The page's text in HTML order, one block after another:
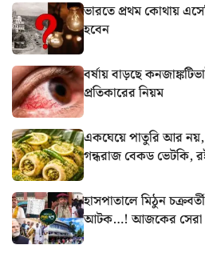
ভারতে প্রথম কোথায়
হবেন
বর্ষায় বাড়ছে
প্রতিকারের নিয়ম
একঘেয়ে পাতুরি আর নয়,
গন্ধরাজ বেকড ভেটকি,
হাসপাতালে মিঠুন
আটক…! আজকের সেরা